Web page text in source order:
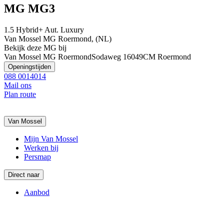
MG MG3
1.5 Hybrid+ Aut. Luxury
Van Mossel MG Roermond, (NL)
Bekijk deze MG bij
Van Mossel MG RoermondSodaweg 16049CM Roermond
Openingstijden
088 0014014
Mail ons
Plan route
Van Mossel
Mijn Van Mossel
Werken bij
Persmap
Direct naar
Aanbod